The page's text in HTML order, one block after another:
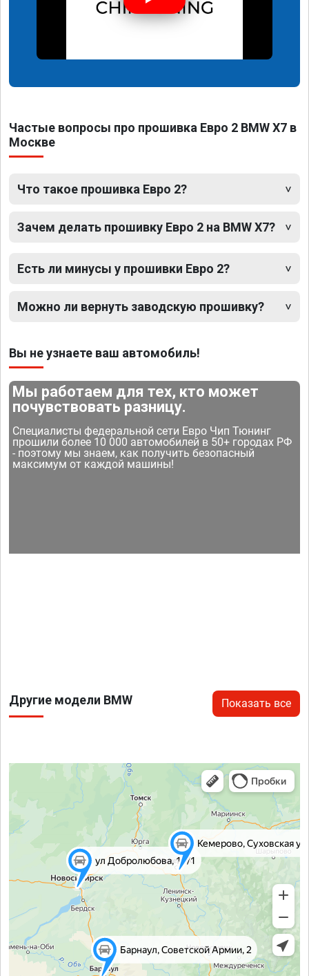
Частые вопросы про прошивка Евро 2 BMW X7 в
Москве
Что такое прошивка Евро 2?
Зачем делать прошивку Евро 2 на BMW X7?
Есть ли минусы у прошивки Евро 2?
Можно ли вернуть заводскую прошивку?
Вы не узнаете ваш автомобиль!
Мы работаем для тех, кто может
почувствовать разницу.
Специалисты федеральной сети Евро Чип Тюнинг
прошили более 10 000 автомобилей в 50+ городах РФ
- поэтому мы знаем, как получить безопасный
максимум от каждой машины!
Другие модели BMW Показать все